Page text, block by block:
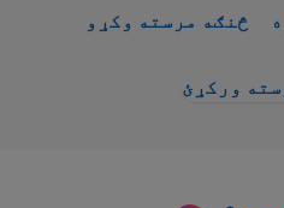
څنګه مرسته وکړو
ورکړئ